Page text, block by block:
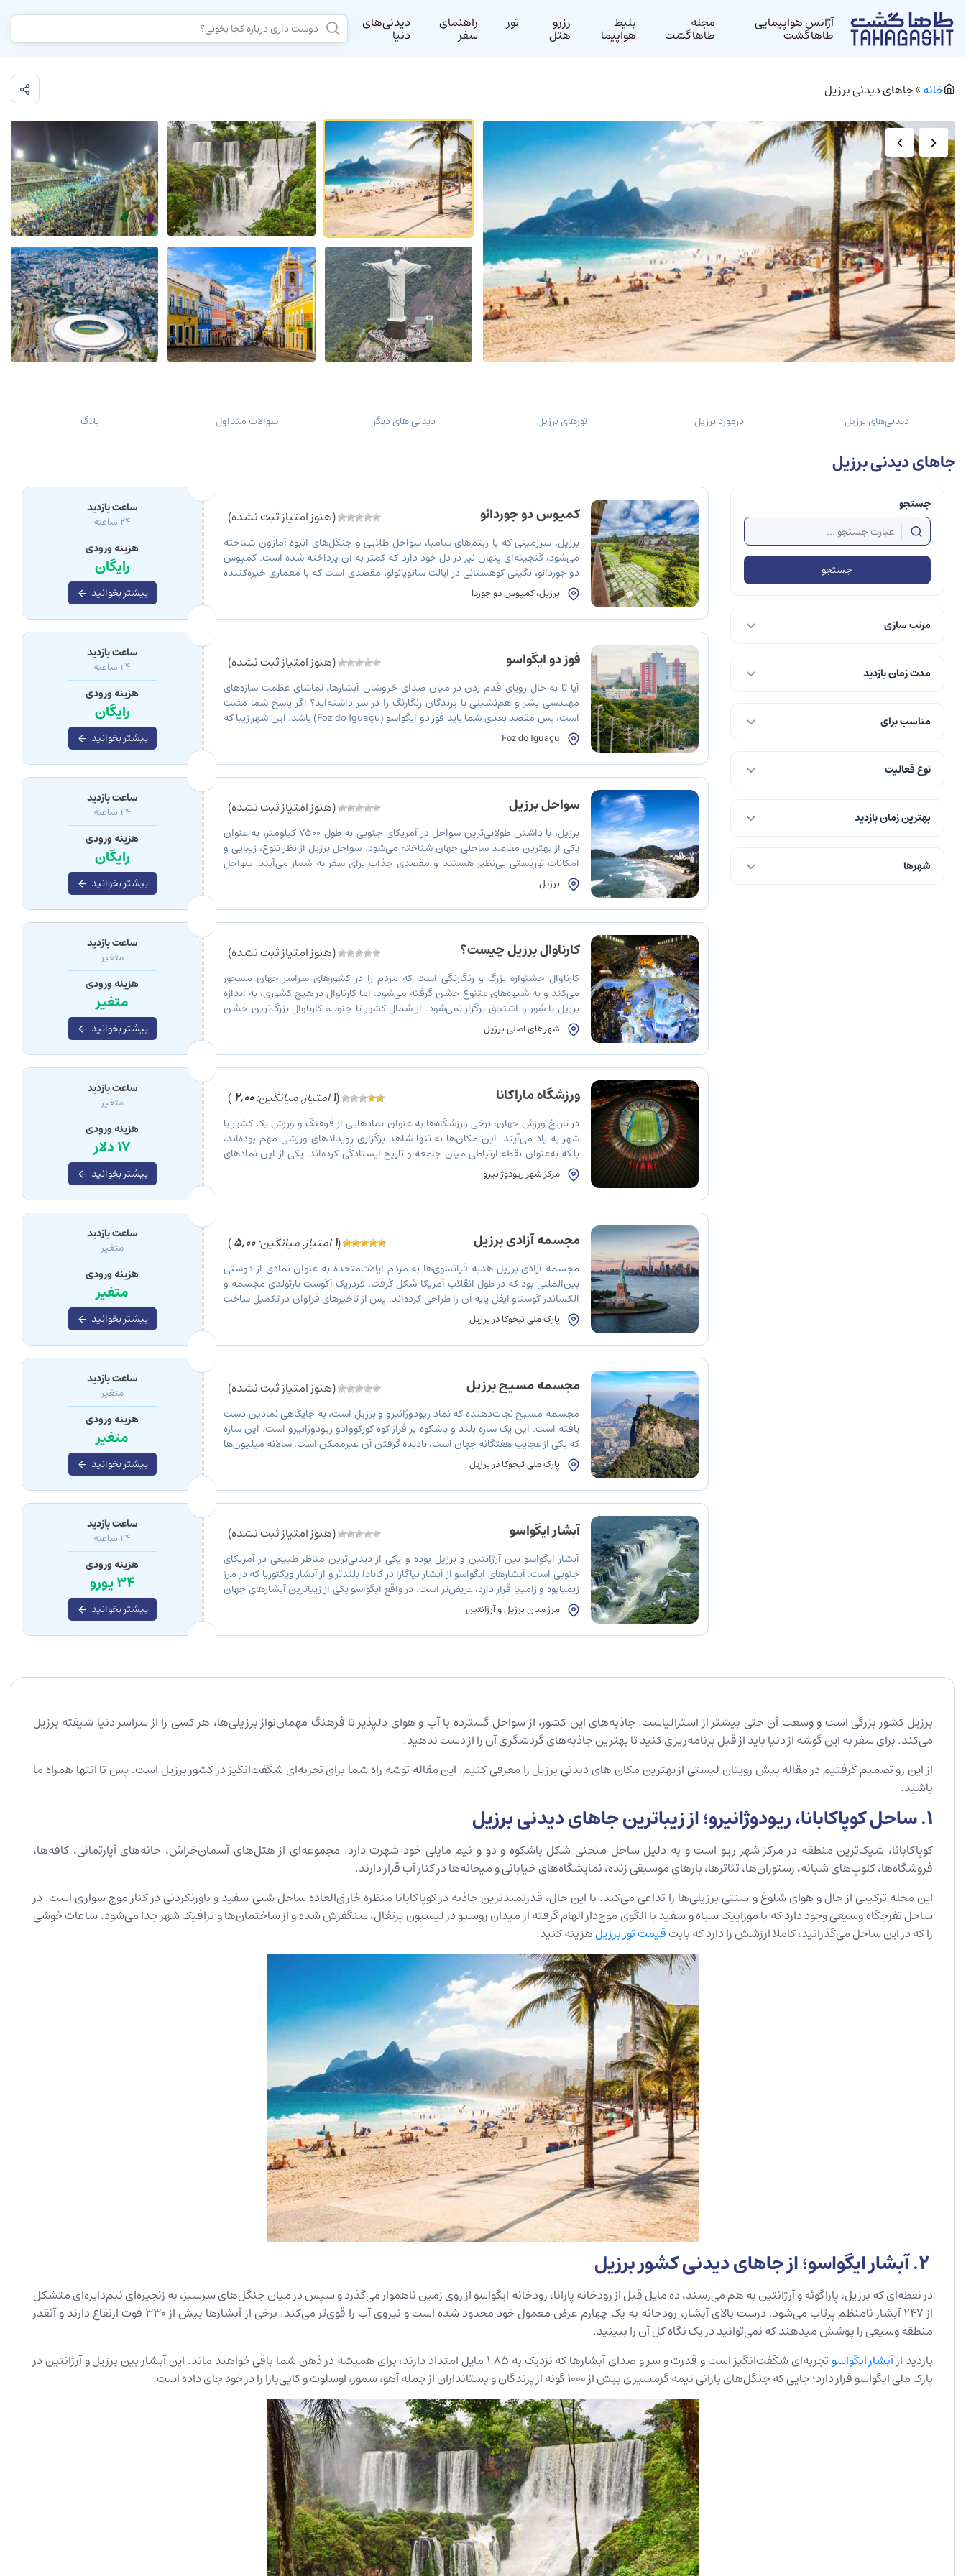
دیدنی‌های
دنیا
راهنمای
سفر
تور رزرو
هتل
بلیط
هواپیما
مجله
طاهاگشت
آژانس هواپیمایی
طاهاگشت
خانه»جاهای دیدنی برزیل
دیدنی‌های برزیل درمورد برزیل تورهای برزیل دیدنی های دیگر سوالات متداول بلاگ
جاهای دیدنی برزیل
جستجو
جستجو
مرتب سازی
مدت زمان بازدید
مناسب برای
نوع فعالیت
بهترین زمان بازدید
شهرها
کمپوس دو جوردائو (هنوز امتیاز ثبت نشده)
برزیل، سرزمینی که با ریتم‌های سامبا، سواحل طلایی و جنگل‌های انبوه آمازون شناخته
می‌شود، گنجینه‌ای پنهان نیز در دل خود دارد که کمتر به آن پرداخته شده است. کمپوس
دو جوردائو، نگینی کوهستانی در ایالت سائوپائولو، مقصدی است که با معماری خیره‌کننده
به سبک اروپایی، طبیعت سرسبز و آب و هوای دلنشین، تجربه‌ای منحصر به […]
برزیل، کمپوس دو جوردا
ساعت بازدید
۲۴ ساعته
هزینه ورودی
رایگان
بیشتر بخوانید
فوز دو ایگواسو (هنوز امتیاز ثبت نشده)
آیا تا به حال رویای قدم زدن در میان صدای خروشان آبشارها، تماشای عظمت سازه‌های
مهندسی بشر و هم‌نشینی با پرندگان رنگارنگ را در سر داشته‌اید؟ اگر پاسخ شما مثبت
است، پس مقصد بعدی شما باید فوز دو ایگواسو (Foz do Iguaçu) باشد. این شهر زیبا که
در مرز سه‌گانه برزیل، آرژانتین و پاراگوئه قرار […]
Foz do Iguaçu
ساعت بازدید
۲۴ ساعته
هزینه ورودی
رایگان
بیشتر بخوانید
سواحل برزیل (هنوز امتیاز ثبت نشده)
برزیل، با داشتن طولانی‌ترین سواحل در آمریکای جنوبی به طول 7500 کیلومتر، به عنوان
یکی از بهترین مقاصد ساحلی جهان شناخته می‌شود. سواحل برزیل از نظر تنوع، زیبایی و
امکانات توریستی بی‌نظیر هستند و مقصدی جذاب برای سفر به شمار می‌آیند. سواحل
معروفی چون کوپاکابانا و ایپانما در ریودوژانیرو به‌عنوان مقاصدی تفریحی برای لذت از […]
برزیل
ساعت بازدید
۲۴ ساعته
هزینه ورودی
رایگان
بیشتر بخوانید
کارناوال برزیل چیست؟ (هنوز امتیاز ثبت نشده)
کارناوال جشنواره بزرگ و رنگارنگی است که مردم را در کشورهای سراسر جهان مسحور
می‌کند و به شیوه‌های متنوع جشن گرفته می‌شود. اما کارناوال در هیچ کشوری، به اندازه
برزیل با شور و اشتیاق برگزار نمی‌شود. از شمال کشور تا جنوب، کارناوال بزرگ‌ترین جشن
سال برزیل است که در آن همه در تعطیلات هستند و […]
شهرهای اصلی برزیل
ساعت بازدید
متغیر
هزینه ورودی
متغیر
بیشتر بخوانید
ورزشگاه ماراکانا (
1امتیاز, میانگین:2,00
)
در تاریخ ورزش جهان، برخی ورزشگاه‌ها به عنوان نمادهایی از فرهنگ و ورزش یک کشور یا
شهر به یاد می‌آیند. این مکان‌ها نه تنها شاهد برگزاری رویدادهای ورزشی مهم بوده‌اند،
بلکه به‌عنوان نقطه ارتباطی میان جامعه و تاریخ ایستادگی کرده‌اند. یکی از این نمادهای
بی‌نظیر و تاریخی در دنیای ورزش، ورزشگاه ماراکانا در ریو دو […]
مرکز شهر ریودوژانیرو
ساعت بازدید
متغیر
هزینه ورودی
17 دلار
بیشتر بخوانید
مجسمه آزادی برزیل (
1امتیاز, میانگین:5,00
)
مجسمه آزادی برزیل هدیه فرانسوی‌ها به مردم ایالات‌متحده به عنوان نمادی از دوستی
بین‌المللی بود که در طول انقلاب آمریکا شکل گرفت. فردریک آگوست بارتولدی مجسمه و
الکساندر گوستاو ایفل پایه آن را طراحی کرده‌اند. پس از تاخیرهای فراوان در تکمیل ساخت
(بیشتر به دلیل مشکلات مالی)، مجسمه آزادی در 28 اکتبر 1886 وقف و […]
پارک ملی تیجوکا در برزیل
ساعت بازدید
متغیر
هزینه ورودی
متغیر
بیشتر بخوانید
مجسمه مسیح برزیل (هنوز امتیاز ثبت نشده)
مجسمه مسیح نجات‌دهنده که نماد ریودوژانیرو و برزیل است، به جایگاهی نمادین دست
یافته است. این یک سازه بلند و باشکوه بر فراز کوه کورکووادو ریودوژانیرو است. این سازه
که یکی از عجایب هفتگانه جهان است، نادیده گرفتن آن غیرممکن است. سالانه میلیون‌ها
نفر از طریق گاری‌های پیاده یا راه آهن به این بنای تاریخی […]
پارک ملی تیجوکا در برزیل
ساعت بازدید
متغیر
هزینه ورودی
متغیر
بیشتر بخوانید
آبشار ایگواسو (هنوز امتیاز ثبت نشده)
آبشار ایگواسو بین آرژانتین و برزیل بوده و یکی از دیدنی‌ترین مناظر طبیعی در آمریکای
جنوبی است. آبشارهای ایگواسو از آبشار نیاگارا در کانادا بلندتر و از آبشار ویکتوریا که در مرز
زیمبابوه و زامبیا قرار دارد، عریض‌تر است. در واقع ایگواسو یکی از زیباترین آبشارهای جهان
است و هر کسی را هیجان‌زده می‌کند! اگر […]
مرز میان برزیل و آرژانتین
ساعت بازدید
24 ساعته
هزینه ورودی
34 یورو
بیشتر بخوانید
برزیل کشور بزرگی است و وسعت آن حتی بیشتر از استرالیاست. جاذبه‌های این کشور، از سواحل گسترده با آب و هوای دلپذیر تا فرهنگ مهمان‌نواز برزیلی‌ها، هر کسی را از سراسر دنیا شیفته برزیل
می‌کند. برای سفر به این گوشه از دنیا باید از قبل برنامه‌ریزی کنید تا بهترین جاذبه‌های گردشگری آن را از دست ندهید.
از این رو تصمیم گرفتیم در مقاله پیش رویتان لیستی از بهترین مکان های دیدنی برزیل را معرفی کنیم. این مقاله توشه راه شما برای تجربه‌ای شگفت‌انگیز در کشور برزیل است. پس تا انتها همراه ما
باشید.
1. ساحل کوپاکابانا، ریودوژانیرو؛ از زیباترین جاهای دیدنی برزیل
کوپاکابانا، شیک‌ترین منطقه در مرکز شهر ریو است و به دلیل ساحل منحنی شکل باشکوه و دو و نیم مایلی خود شهرت دارد. مجموعه‌ای از هتل‌های آسمان‌خراش، خانه‌های آپارتمانی، کافه‌ها،
فروشگاه‌ها، کلوپ‌های شبانه، رستوران‌ها، تئاترها، بارهای موسیقی زنده، نمایشگاه‌های خیابانی و میخانه‌ها در کنار آب قرار دارند.
این محله ترکیبی از حال و هوای شلوغ و سنتی برزیلی‌ها را تداعی می‌کند. با این حال، قدرتمندترین جاذبه در کوپاکابانا منظره خارق‌العاده ساحل شنی سفید و باورنکردنی در کنار موج سواری است. در
ساحل تفرجگاه وسیعی وجود دارد که با موزاییک سیاه و سفید با الگوی موج‌دار الهام گرفته از میدان روسیو در لیسبون پرتغال، سنگفرش شده و از ساختمان‌ها و ترافیک شهر جدا می‌شود. ساعات خوشی
را که در این ساحل می‌گذرانید، کاملا ارزشش را دارد که بابتقیمت تور برزیلهزینه کنید.
در نقطه‌ای که برزیل، پاراگوئه و آرژانتین به هم می‌رسند، ده مایل قبل از رودخانه پارانا، رودخانه ایگواسو از روی زمین ناهموار می‌گذرد و سپس در میان جنگل‌های سرسبز، به زنجیره‌ای نیم‌دایره‌ای متشکل
از 247 آبشار نامنظم پرتاب می‌شود. درست بالای آبشار، رودخانه به یک چهارم عرض معمول خود محدود شده است و نیروی آب را قوی‌تر می‌کند. برخی از آبشارها بیش از 330 فوت ارتفاع دارند و آنقدر
منطقه وسیعی را پوشش می‎دهند که نمی‌توانید در یک نگاه کل آن را ببینید.
بازدید ازآبشار ایگواسو
تجربه‌ای شگفت‌انگیز است و قدرت و سر و صدای آبشارها که نزدیک به 1.85 مایل امتداد دارند، برای همیشه در ذهن شما باقی خواهند ماند. این آبشار بین برزیل و آرژانتین در
پارک ملی ایگواسو قرار دارد؛ جایی که جنگل‌های بارانی نیمه گرمسیری بیش از 1000 گونه از پرندگان و پستانداران از جمله آهو، سمور، اوسلوت و کاپی‌بارا را در خود جای داده است.